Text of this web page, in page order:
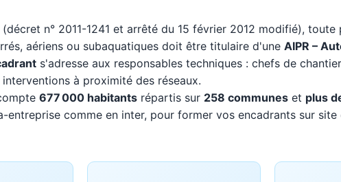
(décret n° 2011-1241 et arrêté du 15 février 2012 modifié), toute
aériens ou subaquatiques doit être titulaire d'une AIPR –
s'adresse aux responsables techniques : chefs de
à proximité des réseaux.
677 000 habitants répartis sur 258 communes et plus
entreprise comme en inter, pour former vos encadrants sur site